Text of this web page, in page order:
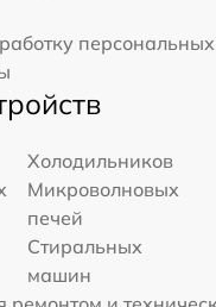
Холодильников
Микроволновых
печей
Стиральных
машин